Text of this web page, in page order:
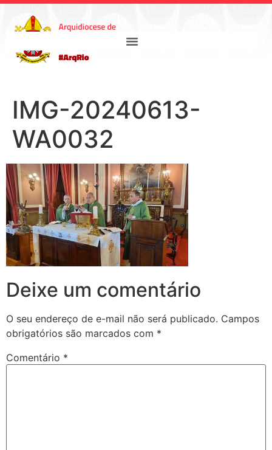
IMG-20240613-
WA0032
Deixe um comentário
O seu endereço de e-mail não será publicado. Campos
obrigatórios são marcados com *
Comentário *